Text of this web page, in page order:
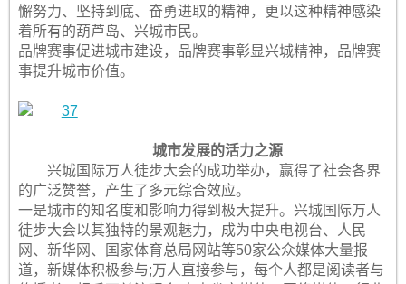
懈努力、坚持到底、奋勇进取的精神，更以这种精神感染
着所有的葫芦岛、兴城市民。
品牌赛事促进城市建设，品牌赛事彰显兴城精神，品牌赛
事提升城市价值。
城市发展的活力之源
兴城国际万人徒步大会的成功举办，赢得了社会各界
的广泛赞誉，产生了多元综合效应。
一是城市的知名度和影响力得到极大提升。兴城国际万人
徒步大会以其独特的景观魅力，成为中央电视台、人民
网、新华网、国家体育总局网站等50家公众媒体大量报
道，新媒体积极参与;万人直接参与，每个人都是阅读者与